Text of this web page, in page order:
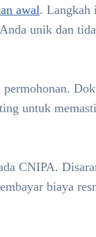
awal. Langkah
unik dan
untuk
CNIPA.
biaya